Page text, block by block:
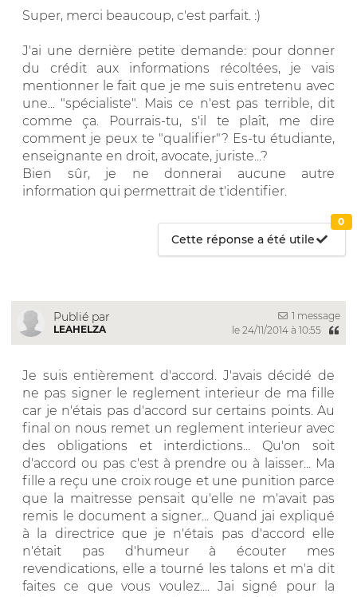
Super, merci beaucoup, c'est parfait. :)
J'ai une dernière petite demande: pour donner
du crédit aux informations récoltées, je vais
mentionner le fait que je me suis entretenu avec
une... "spécialiste". Mais ce n'est pas terrible, dit
comme ça. Pourrais-tu, s'il te plaît, me dire
comment je peux te "qualifier"? Es-tu étudiante,
enseignante en droit, avocate, juriste...?
Bien sûr, je ne donnerai aucune autre
information qui permettrait de t'identifier.
Cette réponse a été utile
0
Publié par
LEAHELZA
1 message
le 24/11/2014 à 10:55
Je suis entièrement d'accord. J'avais décidé de
ne pas signer le reglement interieur de ma fille
car je n'étais pas d'accord sur certains points. Au
final on nous remet un reglement interieur avec
des obligations et interdictions... Qu'on soit
d'accord ou pas c'est à prendre ou à laisser... Ma
fille a reçu une croix rouge et une punition parce
que la maitresse pensait qu'elle ne m'avait pas
remis le document a signer... Quand jai expliqué
à la directrice que je n'étais pas d'accord elle
n'était pas d'humeur à écouter mes
revendications, elle a tourné les talons et m'a dit
faites ce que vous voulez.... Jai signé pour la